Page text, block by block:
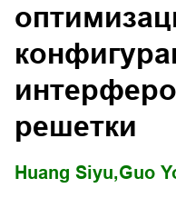
решетки
Huang Siyu,Guo